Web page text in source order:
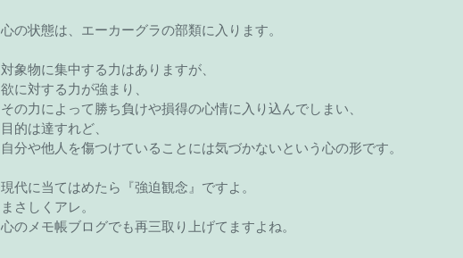
心の状態は、エーカーグラの部類に入ります。
対象物に集中する力はありますが、
欲に対する力が強まり、
その力によって勝ち負けや損得の心情に入り込んでしまい、
目的は達すれど、
自分や他人を傷つけていることには気づかないという心の形です。
現代に当てはめたら『強迫観念』ですよ。
まさしくアレ。
心のメモ帳ブログでも再三取り上げてますよね。